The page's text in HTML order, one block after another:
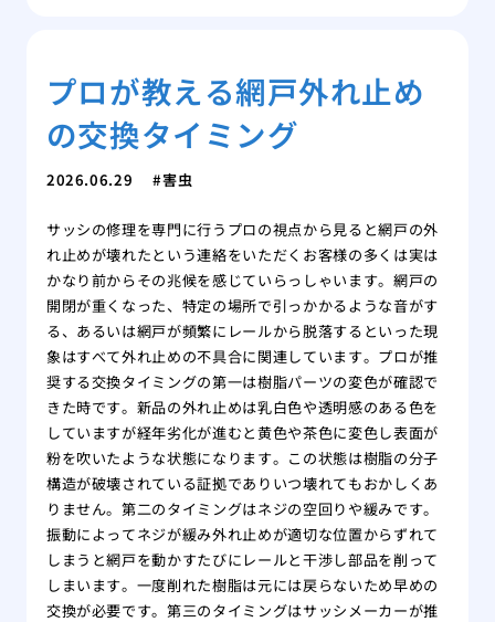
プロが教える網戸外れ止め
の交換タイミング
2026.06.29 害虫
サッシの修理を専門に行うプロの視点から見ると網戸の外
れ止めが壊れたという連絡をいただくお客様の多くは実は
かなり前からその兆候を感じていらっしゃいます。網戸の
開閉が重くなった、特定の場所で引っかかるような音がす
る、あるいは網戸が頻繁にレールから脱落するといった現
象はすべて外れ止めの不具合に関連しています。プロが推
奨する交換タイミングの第一は樹脂パーツの変色が確認で
きた時です。新品の外れ止めは乳白色や透明感のある色を
していますが経年劣化が進むと黄色や茶色に変色し表面が
粉を吹いたような状態になります。この状態は樹脂の分子
構造が破壊されている証拠でありいつ壊れてもおかしくあ
りません。第二のタイミングはネジの空回りや緩みです。
振動によってネジが緩み外れ止めが適切な位置からずれて
しまうと網戸を動かすたびにレールと干渉し部品を削って
しまいます。一度削れた樹脂は元には戻らないため早めの
交換が必要です。第三のタイミングはサッシメーカーが推